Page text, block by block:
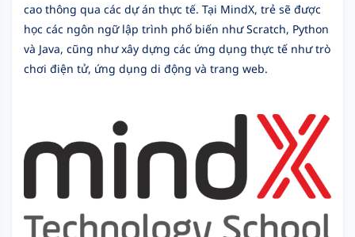
cao thông qua các dự án thực tế. Tại MindX, trẻ sẽ được
học các ngôn ngữ lập trình phổ biến như Scratch, Python
và Java, cũng như xây dựng các ứng dụng thực tế như trò
chơi điện tử, ứng dụng di động và trang web.